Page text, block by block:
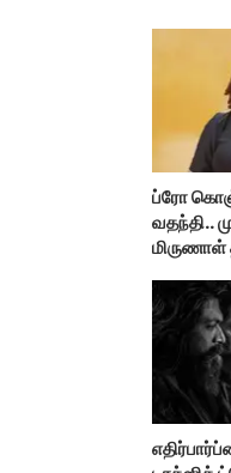
ப்ரோ
வதந்தி..
மிருணாள்